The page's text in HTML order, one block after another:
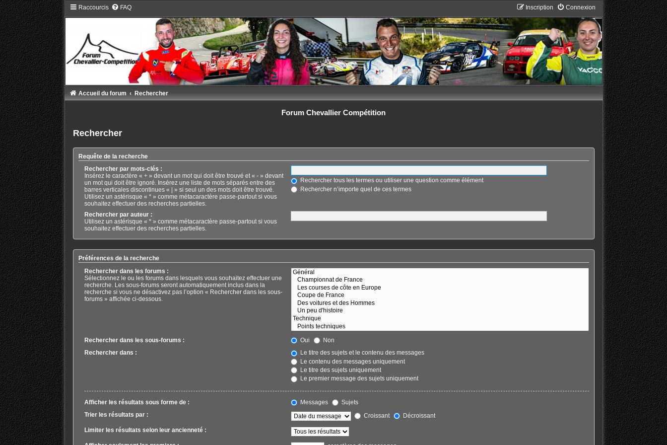
Raccourcis FAQ Connexion
Inscription
Accueil du forum Rechercher
Forum Chevallier Compétition
Rechercher
Requête de la recherche
Rechercher par mots-clés :
Insérez le caractère « + » devant un mot qui doit être trouvé et « - » devant
un mot qui doit être ignoré. Insérez une liste de mots séparés entre des
barres verticales discontinues « | » si seul un des mots doit être trouvé.
Utilisez un astérisque « * » comme métacaractère passe-partout si vous
souhaitez effectuer des recherches partielles.
Rechercher tous les termes ou utiliser une question comme élément
Rechercher n’importe quel de ces termes
Rechercher par auteur :
Utilisez un astérisque « * » comme métacaractère passe-partout si vous
souhaitez effectuer des recherches partielles.
Préférences de la recherche
Rechercher dans les forums :
Sélectionnez le ou les forums dans lesquels vous souhaitez effectuer une
recherche. Les sous-forums seront automatiquement inclus dans la
recherche si vous ne désactivez pas l’option « Rechercher dans les sous-
forums » affichée ci-dessous.
Rechercher dans les sous-forums : Oui
Non
Rechercher dans :
Le titre des sujets et le contenu des messages
Le contenu des messages uniquement
Le titre des sujets uniquement
Le premier message des sujets uniquement
Afficher les résultats sous forme de : Messages
Sujets
Trier les résultats par :
Croissant Décroissant
Limiter les résultats selon leur ancienneté :